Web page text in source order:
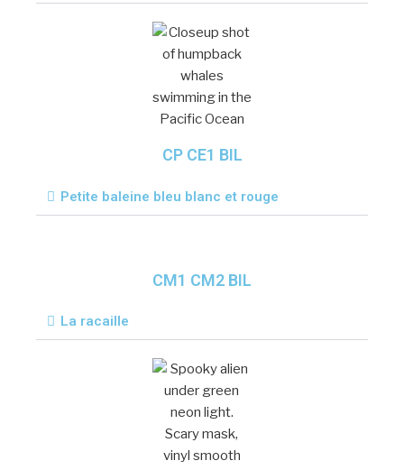
CP CE1 BIL
Petite baleine bleu blanc et rouge
CM1 CM2 BIL
La racaille